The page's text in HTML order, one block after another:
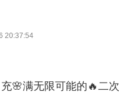
20:37:54
🌸满无限可能的🔥二